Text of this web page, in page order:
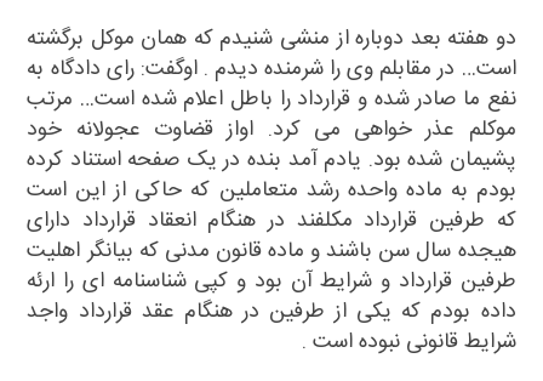
دو هفته بعد دوباره از منشی شنیدم که همان موکل برگشته
است… در مقابلم وی را شرمنده دیدم . اوگفت: رای دادگاه به
نفع ما صادر شده و قرارداد را باطل اعلام شده است… مرتب
موکلم عذر خواهی می کرد. اواز قضاوت عجولانه خود
پشیمان شده بود. یادم آمد بنده در یک صفحه استناد کرده
بودم به ماده واحده رشد متعاملین که حاکی از این است
که طرفین قرارداد مکلفند در هنگام انعقاد قرارداد دارای
هیجده سال سن باشند و ماده قانون مدنی که بیانگر اهلیت
طرفین قرارداد و شرایط آن بود و کپی شناسنامه ای را ارئه
داده بودم که یکی از طرفین در هنگام عقد قرارداد واجد
شرایط قانونی نبوده است .